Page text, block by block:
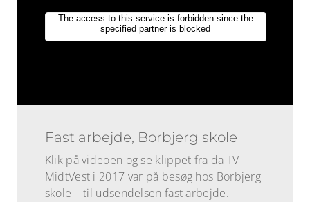
Fast arbejde, Borbjerg skole
Klik på videoen og se klippet fra da TV
MidtVest i 2017 var på besøg hos Borbjerg
skole – til udsendelsen fast arbejde.